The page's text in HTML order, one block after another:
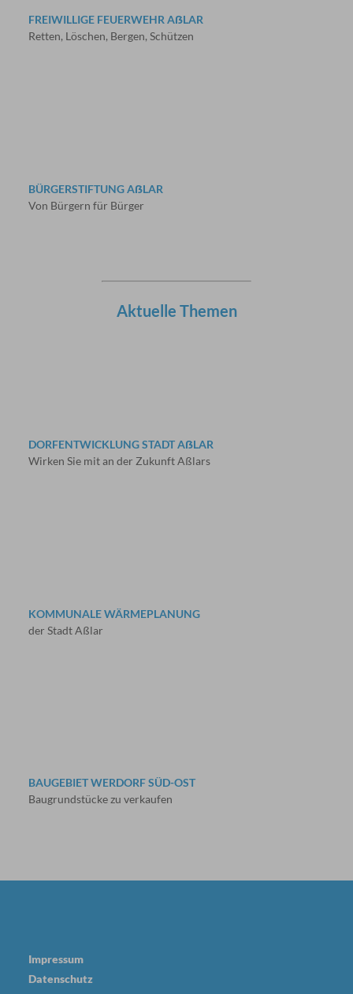
FREIWILLIGE FEUERWEHR AẞLAR
Retten, Löschen, Bergen, Schützen
BÜRGERSTIFTUNG AẞLAR
Von Bürgern für Bürger
Aktuelle Themen
DORFENTWICKLUNG STADT AẞLAR
Wirken Sie mit an der Zukunft Aßlars
KOMMUNALE WÄRMEPLANUNG
der Stadt Aßlar
BAUGEBIET WERDORF SÜD-OST
Baugrundstücke zu verkaufen
Impressum
Datenschutz